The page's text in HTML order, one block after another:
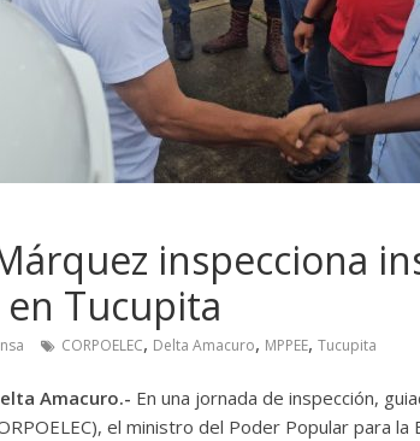
inspecciona
Tucupita
CORPOELEC, Delta Amacuro, MPPEE, Tucupita
Amacuro.- En una jornada de inspección,
el ministro del Poder Popular para